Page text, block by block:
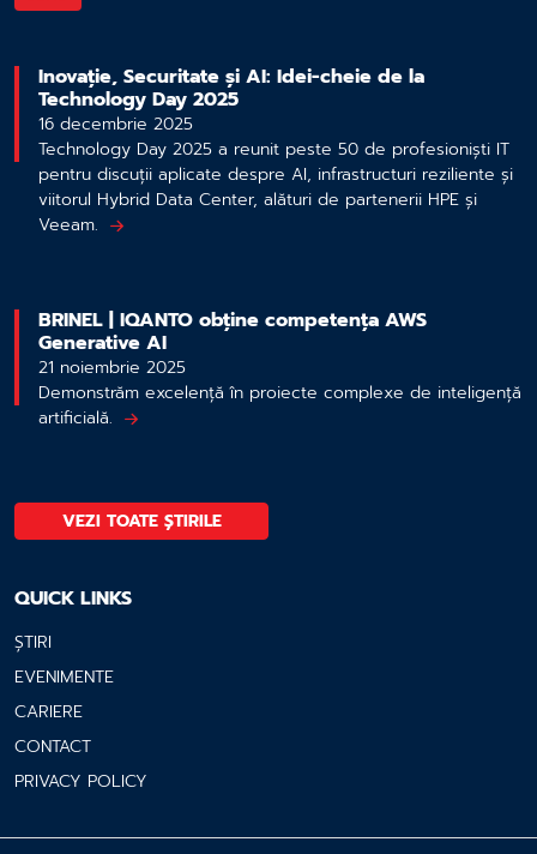
Inovație, Securitate și AI: Idei-cheie de la
Technology Day 2025
16 decembrie 2025
Technology Day 2025 a reunit peste 50 de profesioniști IT
pentru discuții aplicate despre AI, infrastructuri reziliente și
viitorul Hybrid Data Center, alături de partenerii HPE și
Veeam.
BRINEL | IQANTO obține competența AWS
Generative AI
21 noiembrie 2025
Demonstrăm excelență în proiecte complexe de inteligență
artificială.
VEZI TOATE ȘTIRILE
QUICK LINKS
ȘTIRI
EVENIMENTE
CARIERE
CONTACT
PRIVACY POLICY